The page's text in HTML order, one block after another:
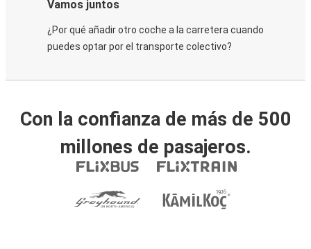
Vamos juntos
¿Por qué añadir otro coche a la carretera cuando
puedes optar por el transporte colectivo?
Con la confianza de más de 500
millones de pasajeros.